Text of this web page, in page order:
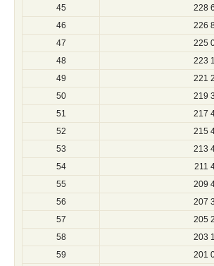
45
228
46
226
47
225
48
223
49
221
50
219
51
217
52
215
53
213
54
211
55
209
56
207
57
205
58
203
59
201